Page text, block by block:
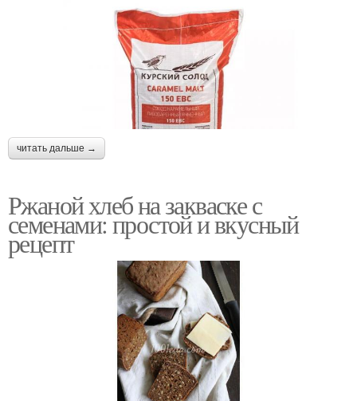
читать дальше →
Ржаной хлеб на закваске с
семенами: простой и вкусный
рецепт